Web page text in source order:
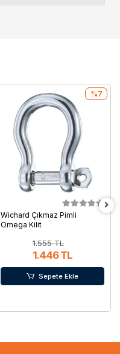
Wichard Çıkmaz Pimli
Omega Kilit
1.555 TL
1.446 TL
%7
Sepete Ekle